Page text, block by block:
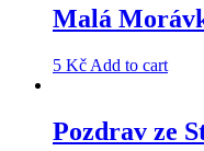
Malá
5 Kč Add to cart
Pozdrav ze